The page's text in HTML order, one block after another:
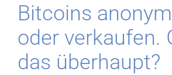
Bitcoins
oder verkaufen.
das überhaupt?